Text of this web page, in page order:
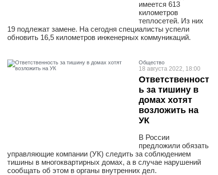
имеется 613
километров
теплосетей. Из них
19 подлежат замене. На сегодня специалисты успели
обновить 16,5 километров инженерных коммуникаций.
Общество
18 августа 2022, 18:00
Ответственност
ь за тишину в
домах хотят
возложить на
УК
В России
предложили обязать
управляющие компании (УК) следить за соблюдением
тишины в многоквартирных домах, а в случае нарушений
сообщать об этом в органы внутренних дел.